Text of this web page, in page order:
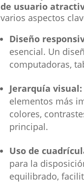
de usuario
varios aspectos
Diseño
esencial. Un
computadoras,
Jerarquía visual:
elementos más
colores,
principal.
Uso de
para la
equilibrado,